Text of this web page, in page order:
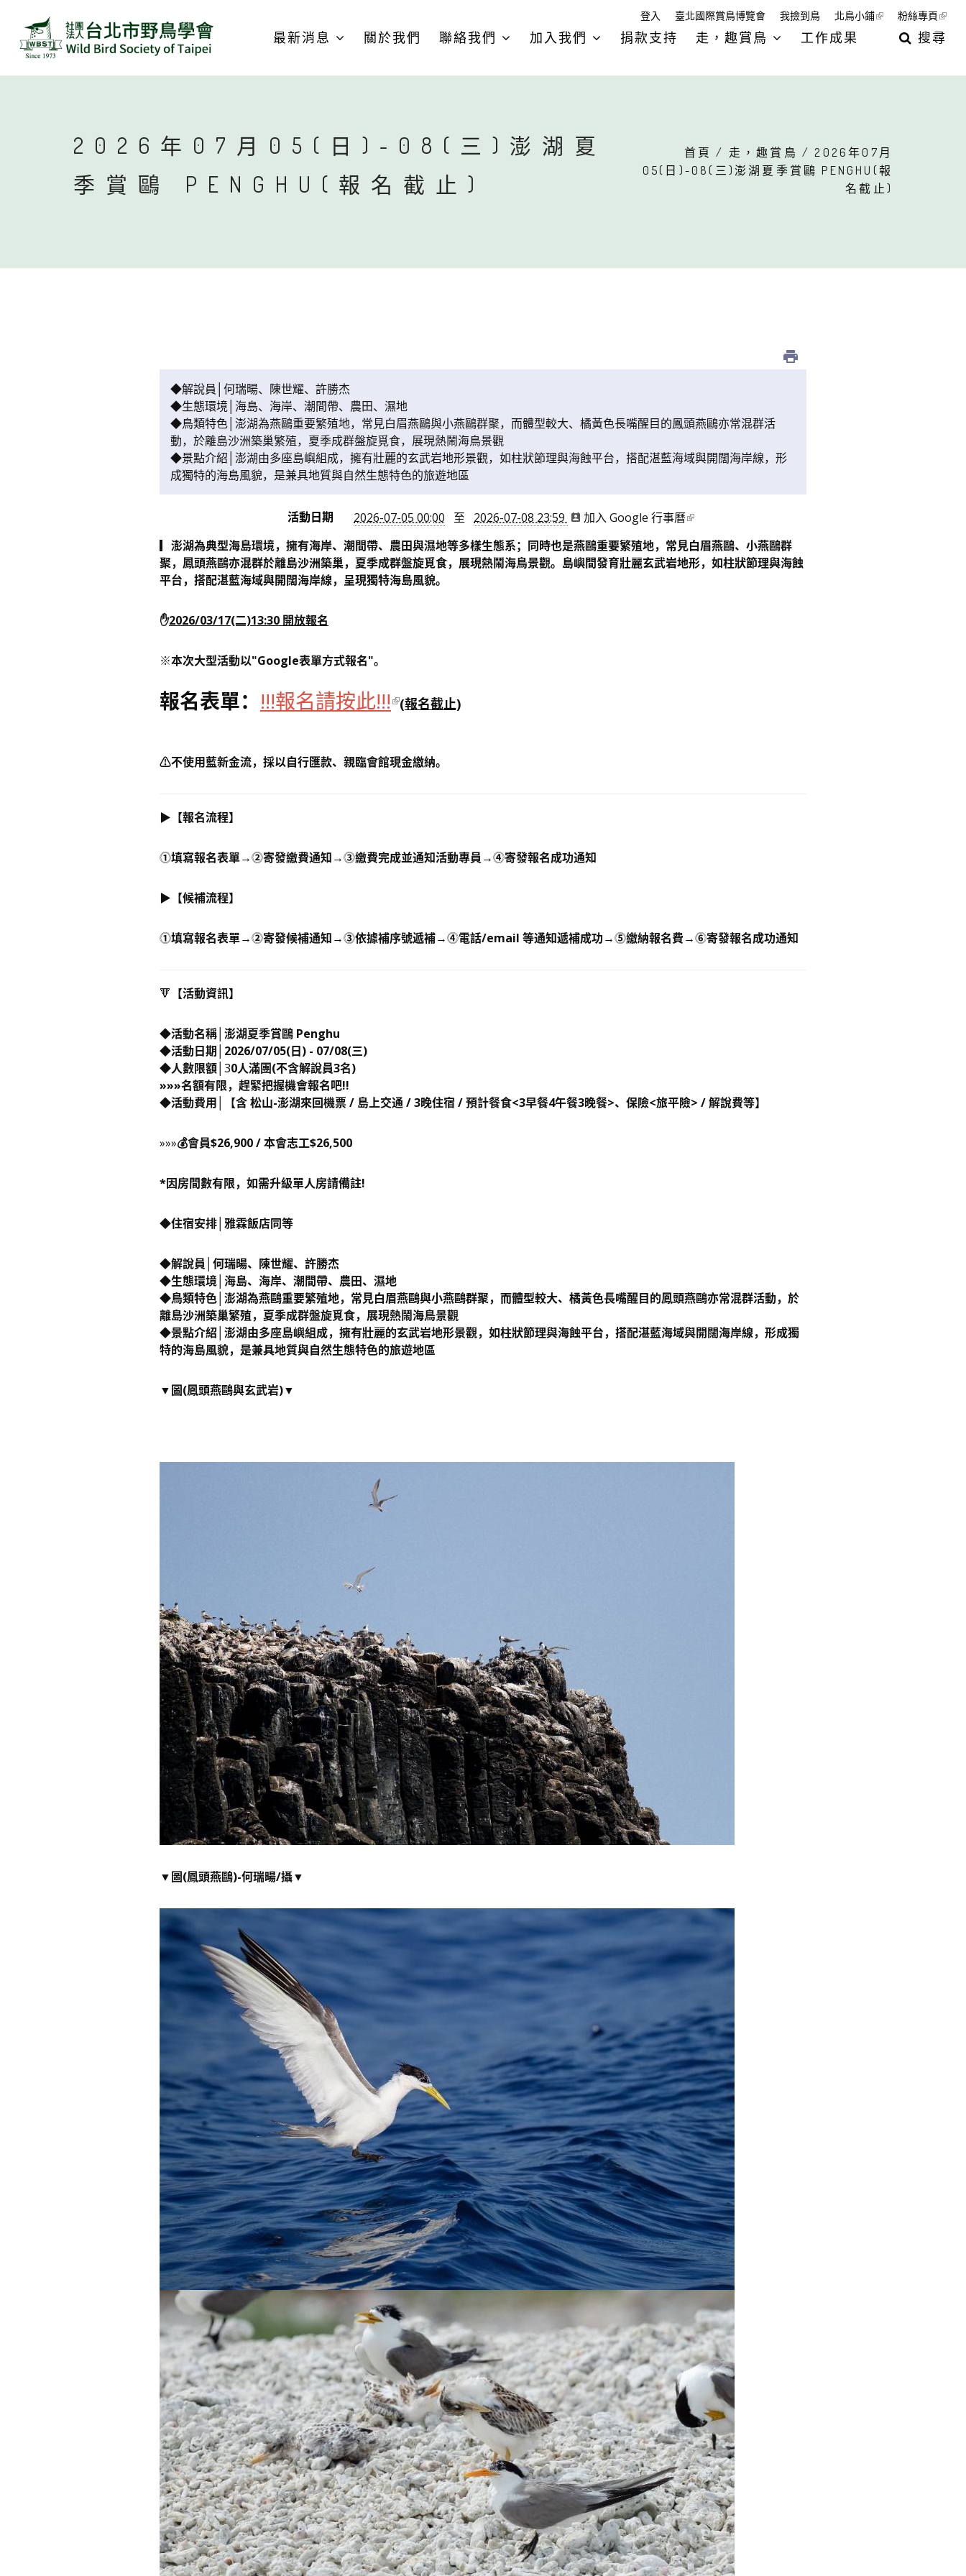
登入 臺北國際賞鳥博覽會 我撿到鳥 北鳥小鋪 粉絲專頁
最新消息 關於我們 聯絡我們 加入我們 捐款支持 走，趣賞鳥 工作成果 搜尋
2026年07月05(日)-08(三)澎湖夏
季賞鷗 PENGHU(報名截止)
首頁 / 走，趣賞鳥 / 2026年07月
05(日)-08(三)澎湖夏季賞鷗 PENGHU(報
名截止)
◆解說員│何瑞暘、陳世耀、許勝杰
◆生態環境│海島、海岸、潮間帶、農田、濕地
◆鳥類特色│澎湖為燕鷗重要繁殖地，常見白眉燕鷗與小燕鷗群聚，而體型較大、橘黃色長嘴醒目的鳳頭燕鷗亦常混群活
動，於離島沙洲築巢繁殖，夏季成群盤旋覓食，展現熱鬧海鳥景觀
◆景點介紹│澎湖由多座島嶼組成，擁有壯麗的玄武岩地形景觀，如柱狀節理與海蝕平台，搭配湛藍海域與開闊海岸線，形
成獨特的海島風貌，是兼具地質與自然生態特色的旅遊地區
活動日期 2026-07-05 00:00 至 2026-07-08 23:59
加入 Google 行事曆
▎澎湖為典型海島環境，擁有海岸、潮間帶、農田與濕地等多樣生態系；同時也是燕鷗重要繁殖地，常見白眉燕鷗、小燕鷗群
聚，鳳頭燕鷗亦混群於離島沙洲築巢，夏季成群盤旋覓食，展現熱鬧海鳥景觀。島嶼間發育壯麗玄武岩地形，如柱狀節理與海蝕
平台，搭配湛藍海域與開闊海岸線，呈現獨特海島風貌。
✋2026/03/17(二)13:30 開放報名
※本次大型活動以"Google表單方式報名"。
報名表單： !!!報名請按此!!! (報名截止)
⚠️不使用藍新金流，採以自行匯款、親臨會館現金繳納。
▶️【報名流程】
⓵填寫報名表單→⓶寄發繳費通知→⓷繳費完成並通知活動專員→⓸寄發報名成功通知
▶️【候補流程】
⓵填寫報名表單→⓶寄發候補通知→⓷依據補序號遞補→⓸電話/email 等通知遞補成功→⓹繳納報名費→⓺寄發報名成功通知
​🔻 【活動資訊】
◆活動名稱│澎湖夏季賞鷗 Penghu
◆活動日期│2026/07/05(日) - 07/08(三)
◆人數限額│ 30人滿團(不含解說員3名)
»»»名額有限，趕緊把握機會報名吧!!
◆活動費用│
【含 松山-澎湖來回機票 / 島上交通 / 3晚住宿 / 預計餐食<3早餐4午餐3晚餐>、保險<旅平險> / 解說費等】
»»»💰會員$26,900 / 本會志工$26,500
*因房間數有限，如需升級單人房請備註!
◆住宿安排│ 雅霖飯店同等
◆解說員│何瑞暘、 陳世耀、 許勝杰
◆生態環境│海島、海岸、潮間帶、農田、濕地
◆鳥類特色│澎湖為燕鷗重要繁殖地，常見白眉燕鷗與小燕鷗群聚，而體型較大、橘黃色長嘴醒目的鳳頭燕鷗亦常混群活動，於
離島沙洲築巢繁殖，夏季成群盤旋覓食，展現熱鬧海鳥景觀
◆景點介紹│澎湖由多座島嶼組成，擁有壯麗的玄武岩地形景觀，如柱狀節理與海蝕平台，搭配湛藍海域與開闊海岸線，形成獨
特的海島風貌，是兼具地質與自然生態特色的旅遊地區
▼圖(鳳頭燕鷗與玄武岩)▼
▼圖(鳳頭燕鷗)-何瑞暘/攝▼